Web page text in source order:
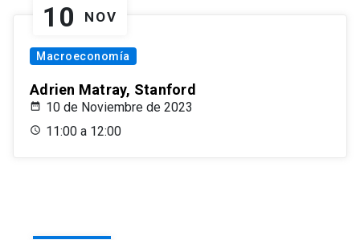
10 NOV
Macroeconomía
Adrien Matray, Stanford
10 de Noviembre de 2023
11:00 a 12:00